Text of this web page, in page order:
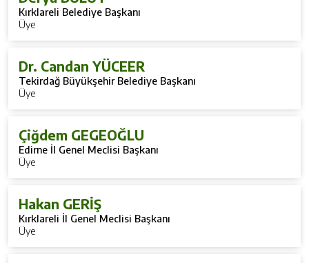
Kırklareli Belediye Başkanı
Üye
Dr. Candan YÜCEER
Tekirdağ Büyükşehir Belediye Başkanı
Üye
Çiğdem GEGEOĞLU
Edirne İl Genel Meclisi Başkanı
Üye
Hakan GERİŞ
Kırklareli İl Genel Meclisi Başkanı
Üye